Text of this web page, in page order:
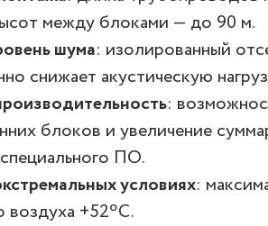
между блоками — до 90 м.
шума: изолированный
снижает акустическую
:
блоков и увеличение
ПО.
условиях:
воздуха +52ºС.